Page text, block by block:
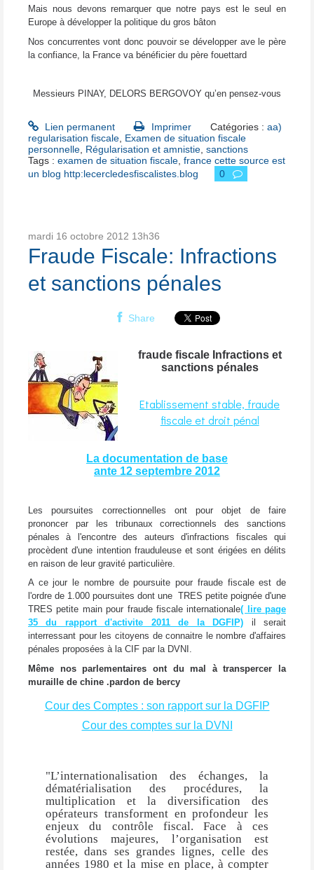
Mais nous devons remarquer que notre pays est le seul en
Europe à développer la politique du gros bâton
Nos concurrentes vont donc pouvoir se développer ave le père
la confiance, la France va bénéficier du père fouettard
Messieurs PINAY, DELORS BERGOVOY qu’en pensez-vous
Lien permanent Imprimer Catégories : aa)
regularisation fiscale Examen de situation fiscale
personnelle Régularisation et amnistie sanctions
Tags : examen de situation fiscale france cette source est
un blog http:lecercledesfiscalistes.blog
0
mardi 16 octobre 2012 13h36
Fraude Fiscale: Infractions
et sanctions pénales
Share
fraude fiscale Infractions et
sanctions pénales
Etablissement stable, fraude
fiscale et droit pénal
La documentation de base
ante 12 septembre 2012
Les poursuites correctionnelles ont pour objet de faire
prononcer par les tribunaux correctionnels des sanctions
pénales à l'encontre des auteurs d'infractions fiscales qui
procèdent d'une intention frauduleuse et sont érigées en délits
en raison de leur gravité particulière.
A ce jour le nombre de poursuite pour fraude fiscale est de
l'ordre de 1.000 poursuites dont une TRES petite poignée d'une
TRES petite main pour fraude fiscale internationale( lire page
35 du rapport d'activite 2011 de la DGFIP) il serait
interressant pour les citoyens de connaitre le nombre d'affaires
pénales proposées à la CIF par la DVNI.
Même nos parlementaires ont du mal à transpercer la
muraille de chine .pardon de bercy
Cour des Comptes : son rapport sur la DGFIP
Cour des comptes sur la DVNI
"L’internationalisation des échanges, la
dématérialisation des procédures, la
multiplication et la diversification des
opérateurs transforment en profondeur les
enjeux du contrôle fiscal. Face à ces
évolutions majeures, l’organisation est
restée, dans ses grandes lignes, celle des
années 1980 et la mise en place, à compter